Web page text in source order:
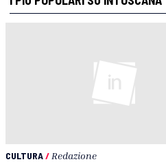
CULTURA/ Redazione